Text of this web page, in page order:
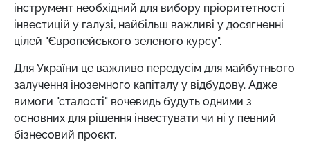
інструмент необхідний для вибору пріоритетності
інвестицій у галузі, найбільш важливі у досягненні
цілей "Європейського зеленого курсу".
Для України це важливо передусім для майбутнього
залучення іноземного капіталу у відбудову. Адже
вимоги "сталості" вочевидь будуть одними з
основних для рішення інвестувати чи ні у певний
бізнесовий проєкт.